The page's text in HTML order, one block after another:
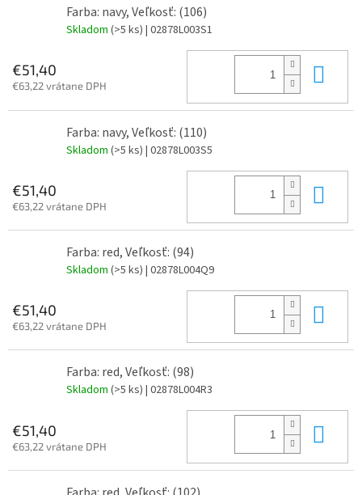
Farba: navy, Veľkosť: (106)
Skladom (>5 ks) | 02878L003S1
€51,40
€63,22 vrátane DPH
Farba: navy, Veľkosť: (110)
Skladom (>5 ks) | 02878L003S5
€51,40
€63,22 vrátane DPH
Farba: red, Veľkosť: (94)
Skladom (>5 ks) | 02878L004Q9
€51,40
€63,22 vrátane DPH
Farba: red, Veľkosť: (98)
Skladom (>5 ks) | 02878L004R3
€51,40
€63,22 vrátane DPH